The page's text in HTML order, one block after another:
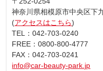
神奈川県相模原市中央区下
(アクセスはこちら)
TEL：042-703-0240
FREE：0800-800-4777
FAX：042-703-0241
info@car-beauty-park.jp